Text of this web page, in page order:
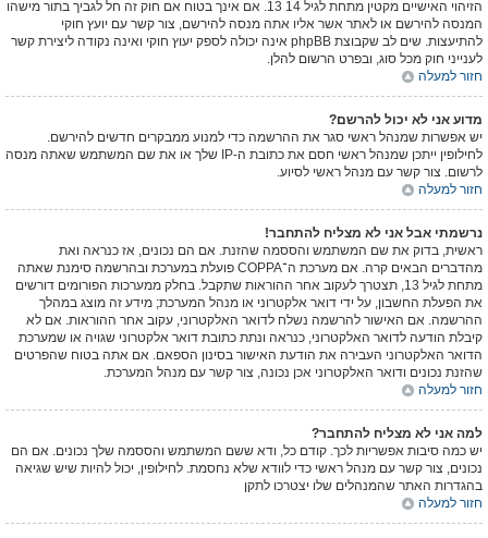
הזיהוי האישיים מקטין מתחת לגיל 14 13. אם אינך בטוח אם חוק זה חל לגביך בתור מישהו
המנסה להירשם או לאתר אשר אליו אתה מנסה להירשם, צור קשר עם יועץ חוקי
להתיעצות. שים לב שקבוצת phpBB אינה יכולה לספק יעוץ חוקי ואינה נקודה ליצירת קשר
לענייני חוק מכל סוג, ובפרט הרשום להלן.
חזור למעלה
מדוע אני לא יכול להרשם?
יש אפשרות שמנהל ראשי סגר את ההרשמה כדי למנוע ממבקרים חדשים להירשם.
לחילופין ייתכן שמנהל ראשי חסם את כתובת ה-IP שלך או את שם המשתמש שאתה מנסה
לרשום. צור קשר עם מנהל ראשי לסיוע.
חזור למעלה
נרשמתי אבל אני לא מצליח להתחבר!
ראשית, בדוק את שם המשתמש והססמה שהזנת. אם הם נכונים, אז כנראה ואת
מהדברים הבאים קרה. אם מערכת ה־COPPA פועלת במערכת ובהרשמה סימנת שאתה
מתחת לגיל 13, תצטרך לעקוב אחר ההוראות שתקבל. בחלק ממערכות הפורומים דורשים
את הפעלת החשבון, על ידי דואר אלקטרוני או מנהל המערכת; מידע זה מוצג במהלך
ההרשמה. אם האישור להרשמה נשלח לדואר האלקטרוני, עקוב אחר ההוראות. אם לא
קיבלת הודעה לדואר האלקטרוני, כנראה ונתת כתובת דואר אלקטרוני שגויה או שמערכת
הדואר האלקטרוני העבירה את הודעת האישור בסינון הספאם. אם אתה בטוח שהפרטים
שהזנת נכונים ודואר האלקטרוני אכן נכונה, צור קשר עם מנהל המערכת.
חזור למעלה
למה אני לא מצליח להתחבר?
יש כמה סיבות אפשריות לכך. קודם כל, ודא ששם המשתמש והססמה שלך נכונים. אם הם
נכונים, צור קשר עם מנהל ראשי כדי לוודא שלא נחסמת. לחילופין, יכול להיות שיש שגיאה
בהגדרות האתר שהמנהלים שלו יצטרכו לתקן
חזור למעלה